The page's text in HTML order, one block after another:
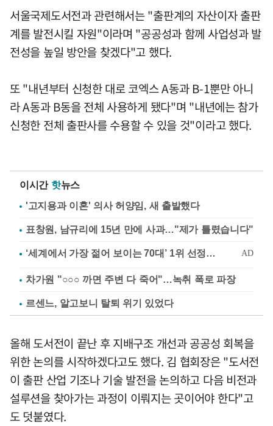
서울국제도서전과 관련해서는 "출판계의 자산이자 출판
계를 발전시킬 자원"이라며 "공공성과 함께 사업성과 발
전성을 높일 방안을 찾겠다"고 했다.
또 "내년부터 신청한 대로 코엑스 A동과 B-1뿐만 아니
라 A동과 B동을 전체 사용하게 됐다"며 "내년에는 참가
신청한 전체 출판사를 수용할 수 있을 것"이라고 했다.
이시간 핫뉴스
'고지용과 이혼' 의사 허양임, 새 출발했다
표창원, 남규리에 15년 만에 사과…"제가 틀렸습니다"
차가원 "○○○ 까면 주변 다 죽어"…녹취 폭로 파장
르센느, 알고보니 탈퇴 위기 있었다
올해 도서전이 끝난 후 지배구조 개선과 공공성 회복을
위한 논의를 시작하겠다고도 했다. 김 협회장은 "도서전
이 출판 산업 기조나 기술 발전을 논의하고 다음 비전과
설루션을 찾아가는 과정이 이뤄지는 곳이어야 한다"고
도 덧붙였다.